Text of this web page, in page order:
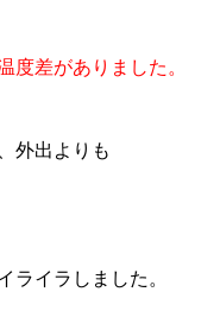
度差がありました。
外出よりも
ライラしました。